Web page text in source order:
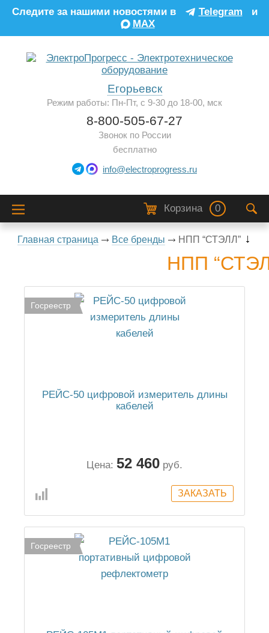
Следите за нашими новостями в Telegram
и
MAX
Егорьевск
Режим работы: Пн-Пт, с 9-30 до 18-00, мск
8-800-505-67-27
Звонок по России
бесплатно
info@electroprogress.ru
Корзина 0
Главная страница Все бренды НПП “СТЭЛЛ”
НПП
Госреестр
РЕЙС-50 цифровой измеритель длины
кабелей
Цена: 52 460 руб.
Госреестр